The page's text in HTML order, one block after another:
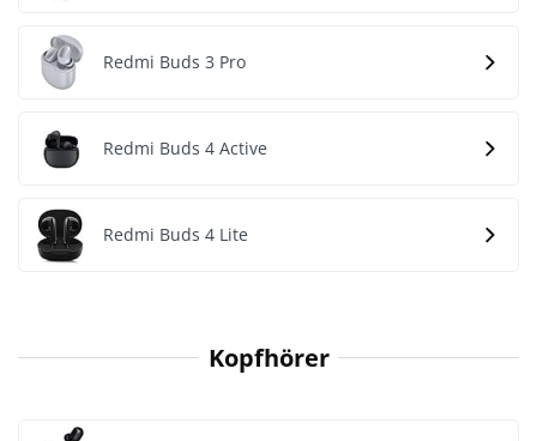
Redmi Buds 3 Pro
Redmi Buds 4 Active
Redmi Buds 4 Lite
Kopfhörer